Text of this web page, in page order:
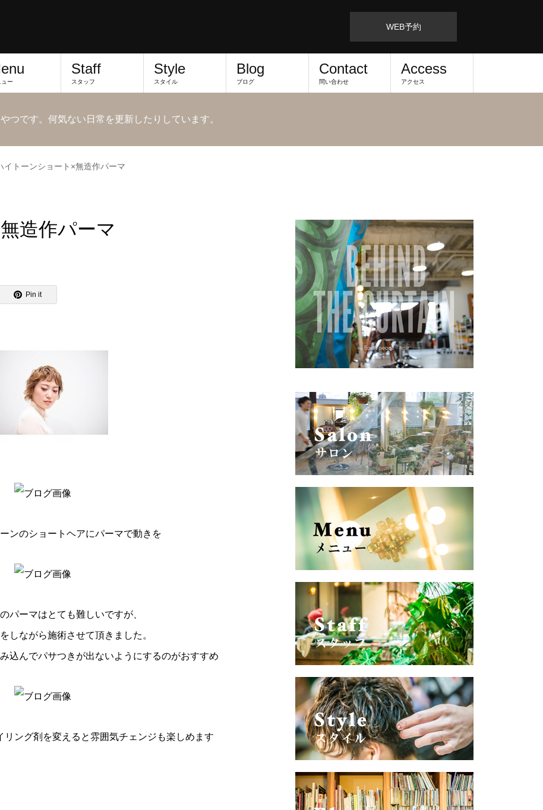
WEB予約
ュー
Staff
スタッフ
Style
スタイル
Blog
ブログ
Contact
問い合わせ
Access
アクセス
つです。何気ない日常を更新したりしています。
イトーンショート×無造作パーマ
造作パーマ
Pin it
ンのショートヘアにパーマで動きを
パーマはとても難しいですが、
しながら施術させて頂きました。
込んでパサつきが出ないようにするのがおすすめ
ング剤を変えると雰囲気チェンジも楽しめます